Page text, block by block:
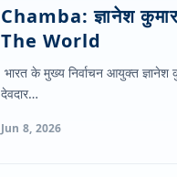
Chamba: ज्ञानेश
The World
भारत के मुख्य निर्वाचन आयुक्त ज्ञानेश
देवदार…
Jun 8, 2026